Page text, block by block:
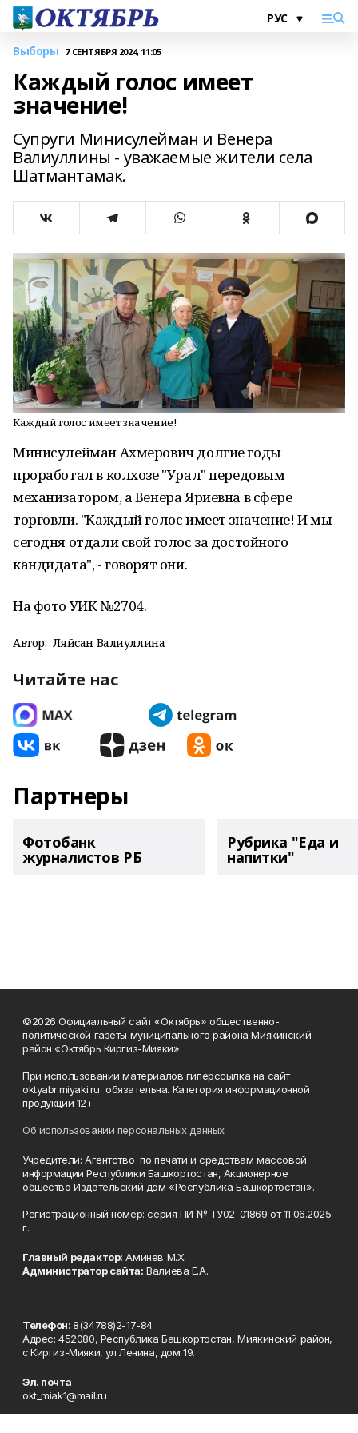
Выборы 7 СЕНТЯБРЯ 2024, 11:05
Каждый голос имеет
значение!
Супруги Минисулейман и Венера
Валиуллины - уважаемые жители села
Шатмантамак.
Каждый голос имеет значение!
Минисулейман Ахмерович долгие годы
проработал в колхозе "Урал" передовым
механизатором, а Венера Яриевна в сфере
торговли. "Каждый голос имеет значение! И мы
сегодня отдали свой голос за достойного
кандидата", - говорят они.
На фото УИК №2704.
Автор: Ляйсан Валиуллина
Читайте нас
Партнеры
Фотобанк
журналистов РБ
Рубрика "Еда и
напитки"
©2026 Официальный сайт «Октябрь» общественно-
политической газеты муниципального района Миякинский
район «Октябрь Киргиз-Мияки»
При использовании материалов гиперссылка на сайт
oktyabr.miyaki.ru обязательна. Категория информационной
продукции 12+
Об использовании персональных данных
Учредители: Агентство по печати и средствам массовой
информации Республики Башкортостан, Акционерное
общество Издательский дом «Республика Башкортостан».
Регистрационный номер: серия ПИ № ТУ02-01869 от 11.06.2025
г.
Главный редактор: Аминев М.Х.
Администратор сайта: Валиева Е.А.
Телефон:8(34788)2-17-84
Адрес: 452080, Республика Башкортостан, Миякинский район,
с.Киргиз-Мияки, ул.Ленина, дом 19.
Эл. почта
okt_miak1@mail.ru